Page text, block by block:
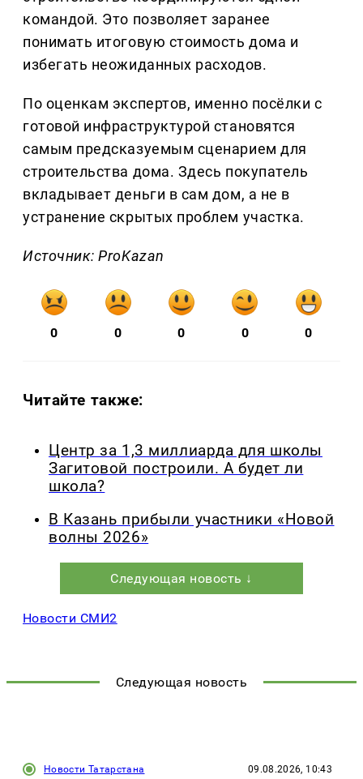
командой. Это позволяет заранее
понимать итоговую стоимость дома и
избегать неожиданных расходов.
По оценкам экспертов, именно посёлки с
готовой инфраструктурой становятся
самым предсказуемым сценарием для
строительства дома. Здесь покупатель
вкладывает деньги в сам дом, а не в
устранение скрытых проблем участка.
Источник: ProKazan
0 0 0 0 0
Читайте также:
Центр за 1,3 миллиарда для школы
Загитовой построили. А будет ли
школа?
В Казань прибыли участники «Новой
волны 2026»
Следующая новость ↓
Новости СМИ2
Следующая новость
Новости Татарстана 09.08.2026, 10:43